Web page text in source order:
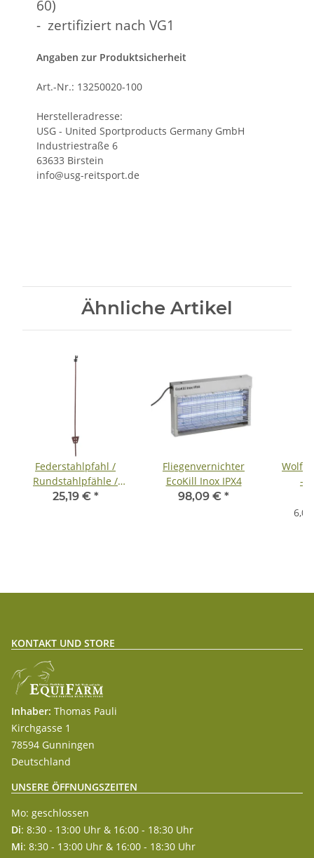
60)
- zertifiziert nach VG1
Angaben zur Produktsicherheit
Art.-Nr.: 13250020-100
Herstelleradresse:
USG - United Sportproducts Germany GmbH
Industriestraße 6
63633 Birstein
info@usg-reitsport.de
Ähnliche Artikel
Federstahlpfahl /
Rundstahlpfähle /
Ovalstahlpfähle -
25,19 € *
Fliegenvernichter
EcoKill Inox IPX4
98,09 € *
-
KONTAKT UND STORE
Inhaber: Thomas Pauli
Kirchgasse 1
78594 Gunningen
Deutschland
UNSERE ÖFFNUNGSZEITEN
Mo: geschlossen
Di: 8:30 - 13:00 Uhr & 16:00 - 18:30 Uhr
Mi: 8:30 - 13:00 Uhr & 16:00 - 18:30 Uhr